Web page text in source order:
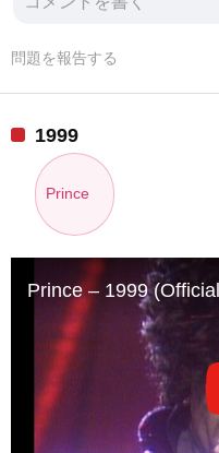
問題を報告する
1999
Prince
Prince – 1999